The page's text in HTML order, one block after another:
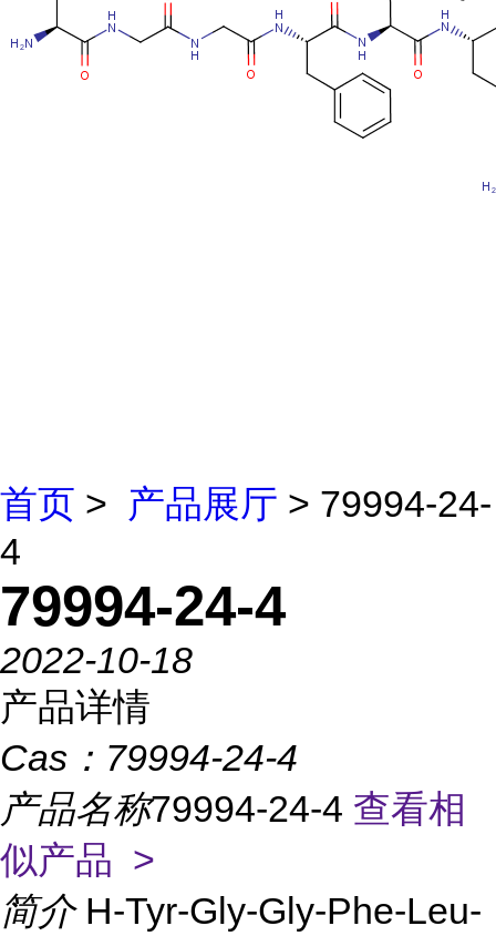
首页 > 产品展厅 > 79994-24-
4
79994-24-4
2022-10-18
产品详情
Cas： 79994-24-4
产品名称79994-24-4 查看相
似产品 >
简介 H-Tyr-Gly-Gly-Phe-Leu-